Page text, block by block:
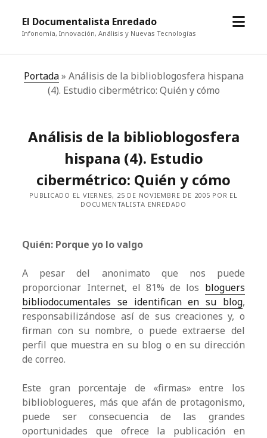
El Documentalista Enredado
Infonomía, Innovación, Análisis y Nuevas Tecnologías
abrir
Portada» Análisis de la biblioblogosfera hispana
(4). Estudio cibermétrico: Quién y cómo
Análisis de la biblioblogosfera
hispana (4). Estudio
cibermétrico: Quién y cómo
PUBLICADO EL VIERNES, 25 DE NOVIEMBRE DE 2005 POR EL
DOCUMENTALISTA ENREDADO
Quién: Porque yo lo valgo
A pesar del anonimato que nos puede
proporcionar Internet, el 81% de los bloguers
bibliodocumentales se identifican en su blog,
responsabilizándose así de sus creaciones y, o
firman con su nombre, o puede extraerse del
perfil que muestra en su blog o en su dirección
de correo.
Este gran porcentaje de «firmas» entre los
biblioblogueres, más que afán de protagonismo,
puede ser consecuencia de las grandes
oportunidades que ofrece la publicación en